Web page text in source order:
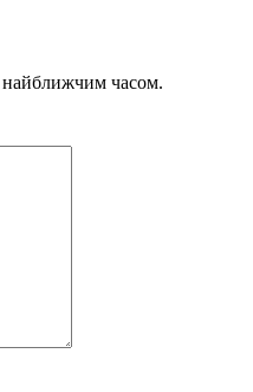
найближчим часом.